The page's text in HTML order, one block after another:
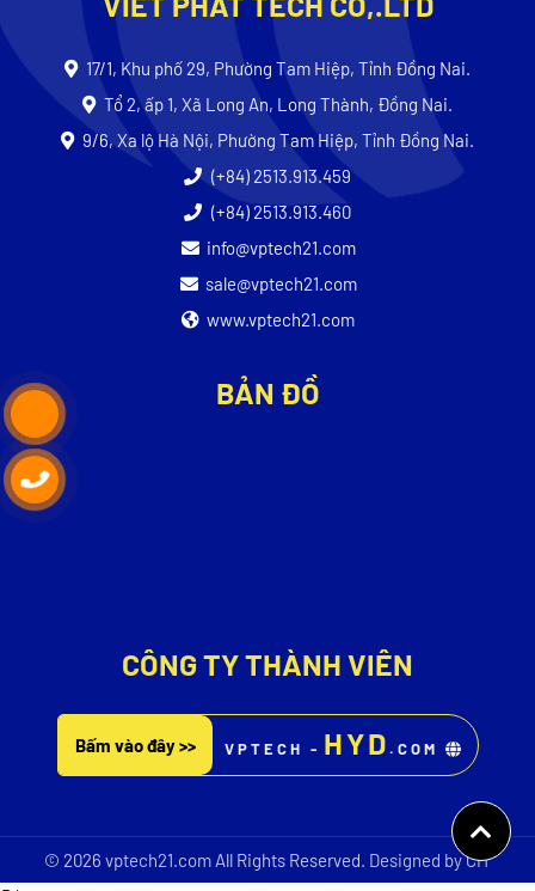
17/1, Khu phố 29, Phường Tam Hiệp, Tỉnh Đồng Nai.
Tổ 2, ấp 1, Xã Long An, Long Thành, Đồng Nai.
9/6, Xa lộ Hà Nội, Phường Tam Hiệp, Tỉnh Đồng Nai.
(+84) 2513.913.459
(+84) 2513.913.460
info@vptech21.com
sale@vptech21.com
www.vptech21.com
BẢN ĐỒ
CÔNG TY THÀNH VIÊN
Bấm vào đây >> VPTECH - HYD.COM
© 2026 vptech21.comAll Rights Reserved. Designed by CIT